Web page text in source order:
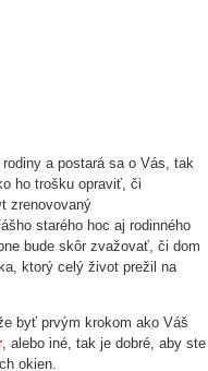
a postará sa o Vás, tak
ho trošku opraviť, či
zrenovovaný
starého hoc aj rodinného
bude skôr zvažovať, či dom
ktorý celý život prežil na
byť prvým krokom ako Váš
, alebo iné, tak je dobré, aby ste
okien.